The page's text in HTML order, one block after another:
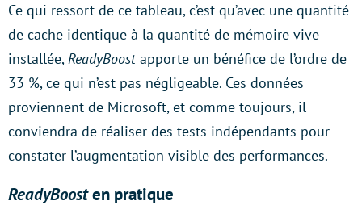
Ce qui ressort de ce tableau, c’est qu’avec une quantité
de cache identique à la quantité de mémoire vive
installée,ReadyBoostapporte un bénéfice de l’ordre de
33 %, ce qui n’est pas négligeable. Ces données
proviennent de Microsoft, et comme toujours, il
conviendra de réaliser des tests indépendants pour
constater l’augmentation visible des performances.
ReadyBoosten pratique